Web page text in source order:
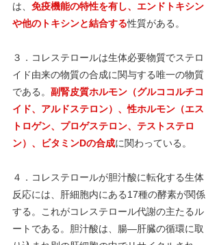
は、 免疫機能の特性を有し、エンドトキシン
や他のトキシンと結合する性質がある。
３．コレステロールは生体必要物質でステロ
イド由来の物質の合成に関与する唯一の物質
である。 副腎皮質ホルモン（グルココルチコ
イド、アルドステロン）、性ホルモン（エス
トロゲン、プロゲステロン、テストステロ
ン）、ビタミンDの合成に関わっている。
４．コレステロールが胆汁酸に転化する生体
反応には、肝細胞内にある17種の酵素が関係
する。これがコレステロール代謝の主たるル
ートである。胆汁酸は、腸―肝臓の循環に取